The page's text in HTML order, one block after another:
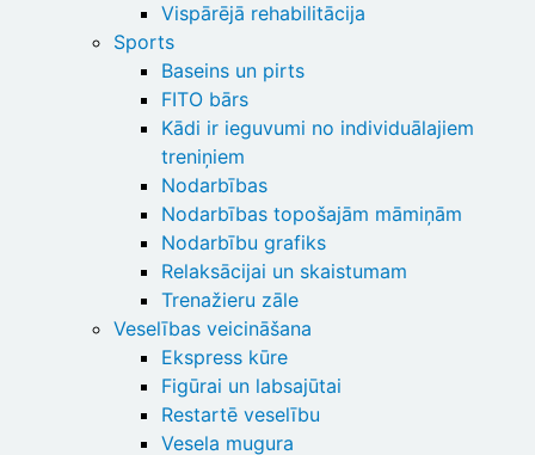
Vispārējā rehabilitācija
Sports
Baseins un pirts
FITO bārs
Kādi ir ieguvumi no individuālajiem
treniņiem
Nodarbības
Nodarbības topošajām māmiņām
Nodarbību grafiks
Relaksācijai un skaistumam
Trenažieru zāle
Veselības veicināšana
Ekspress kūre
Figūrai un labsajūtai
Restartē veselību
Vesela mugura